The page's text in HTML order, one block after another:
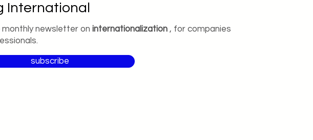
International
monthly newsletter on internationalization, for companies
subscribe